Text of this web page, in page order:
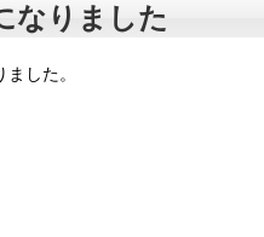
なりました
した。